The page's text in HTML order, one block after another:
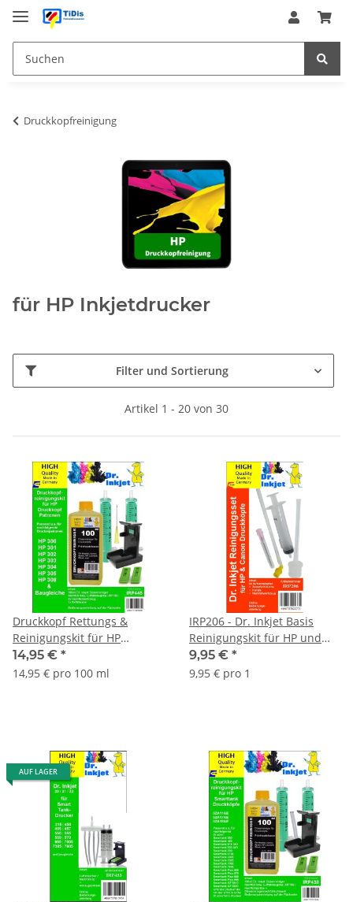
Druckkopfreinigung
für HP Inkjetdrucker
Filter und Sortierung
Artikel 1 - 20 von 30
Druckkopf Rettungs &
Reinigungskit für HP
Druckkopfpatronen - HP300,
HP301, HP302, HP303, HP304,
14,95 € *
14,95 € pro 100 ml
IRP206 - Dr. Inkjet Basis
Reinigungskit für HP und
Canon Drucker (ohne
Druckkopfreiniger)
9,95 € *
9,95 € pro 1
AUF LAGER